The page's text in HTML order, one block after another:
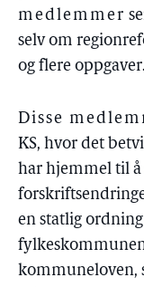
medlemmer
selv om
og flere oppgaver.
Disse
KS, hvor det
har hjemmel til
en statlig
kommuneloven,